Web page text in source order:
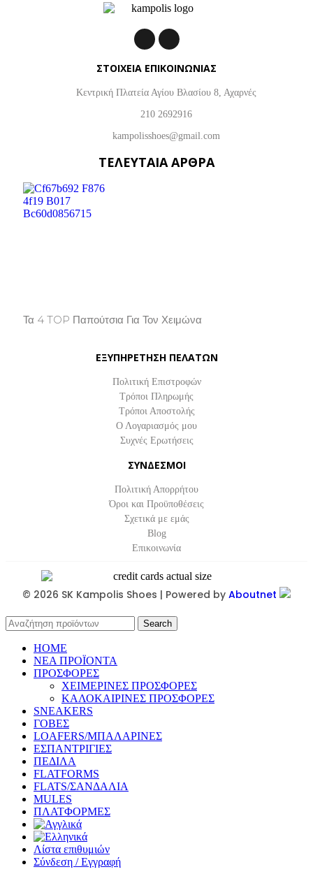
ΣΤΟΙΧΕΙΑ ΕΠΙΚΟΙΝΩΝΙΑΣ
Κεντρική Πλατεία Αγίου Βλασίου 8, Αχαρνές
210 2692916
kampolisshoes@gmail.com
ΤΕΛΕΥΤΑΙΑ ΑΡΘΡΑ
Τα 4 TOP Παπούτσια Για Τον Χειμώνα
ΕΞΥΠΗΡΕΤΗΣΗ ΠΕΛΑΤΩΝ
Πολιτική Επιστροφών
Τρόποι Πληρωμής
Τρόποι Αποστολής
Ο Λογαριασμός μου
Συχνές Ερωτήσεις
ΣΥΝΔΕΣΜΟΙ
Πολιτική Απορρήτου
Όροι και Προϋποθέσεις
Σχετικά με εμάς
Blog
Επικοινωνία
© 2026 SK Kampolis Shoes | Powered by Aboutnet
Search
HOME
ΝΕΑ ΠΡΟΪΟΝΤΑ
ΠΡΟΣΦΟΡΕΣ
ΧΕΙΜΕΡΙΝΕΣ ΠΡΟΣΦΟΡΕΣ
ΚΑΛΟΚΑΙΡΙΝΕΣ ΠΡΟΣΦΟΡΕΣ
SNEAKERS
ΓΟΒΕΣ
LOAFERS/ΜΠΑΛΑΡΙΝΕΣ
ΕΣΠΑΝΤΡΙΓΙΕΣ
ΠΕΔΙΛΑ
FLATFORMS
FLATS/ΣΑΝΔΑΛΙΑ
MULES
ΠΛΑΤΦΟΡΜΕΣ
Λίστα επιθυμιών
Σύνδεση / Εγγραφή